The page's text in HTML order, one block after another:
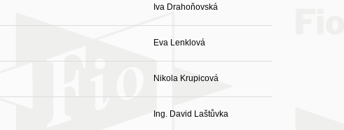
Iva Drahoňovská
Eva Lenklová
Nikola Krupicová
Ing. David Laštůvka